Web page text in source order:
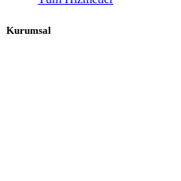
Kurumsal